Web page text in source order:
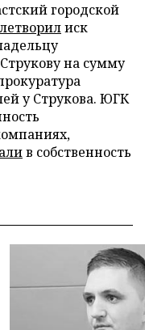
городской
иск
на сумму
у Струкова. ЮГК
в собственность